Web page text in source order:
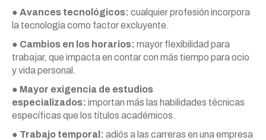
● Avances tecnológicos: cualquier profesión incorpora
la tecnología como factor excluyente.
● Cambios en los horarios: mayor flexibilidad para
trabajar, que impacta en contar con más tiempo para ocio
y vida personal.
● Mayor exigencia de estudios
especializados: importan más las habilidades técnicas
específicas que los títulos académicos.
● Trabajo temporal: adiós a las carreras en una empresa